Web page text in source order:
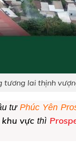
tương lai thịnh
tư Phúc Yên
vực thì